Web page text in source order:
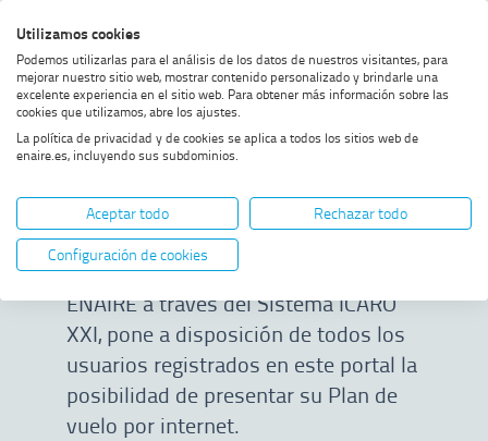
al
menú
al
contenido
al
footer
alto
contraste
Home MOSTRAR OPCIONES DEL CAMINO DE MIGAS
Presenta tu plan de vuelo
online
Presenta tu plan
de vuelo online
ENAIRE a través del Sistema ICARO
XXI, pone a disposición de todos los
usuarios registrados en este portal la
posibilidad de presentar su Plan de
vuelo por internet.
Utilizamos cookies
Podemos utilizarlas para el análisis de los datos de nuestros visitantes, para
mejorar nuestro sitio web, mostrar contenido personalizado y brindarle una
excelente experiencia en el sitio web. Para obtener más información sobre las
cookies que utilizamos, abre los ajustes.
La política de privacidad y de cookies se aplica a todos los sitios web de
enaire.es, incluyendo sus subdominios.
Aceptar todo
Rechazar todo
Configuración de cookies